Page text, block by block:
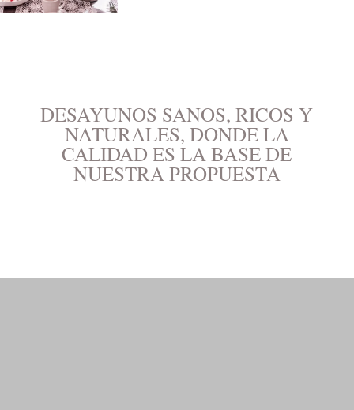
DESAYUNOS SANOS, RICOS Y
NATURALES, DONDE LA
CALIDAD ES LA BASE DE
NUESTRA PROPUESTA